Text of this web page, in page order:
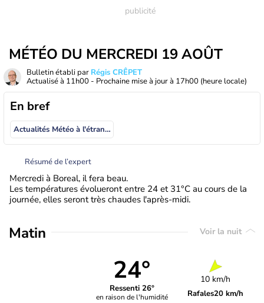
MÉTÉO DU MERCREDI 19 AOÛT
Bulletin établi par Régis CRÊPET
Actualisé à 11h00 - Prochaine mise à jour à 17h00 (heure locale)
En bref
Actualités Météo à l'étranger
Résumé de l’expert
Mercredi à Boreal, il fera beau.
Les températures évolueront entre 24 et 31°C au cours de la
journée, elles seront très chaudes l'après-midi.
Matin Voir la nuit
24°
Ressenti 26°
en raison de l'humidité
10 km/h
Rafales20 km/h